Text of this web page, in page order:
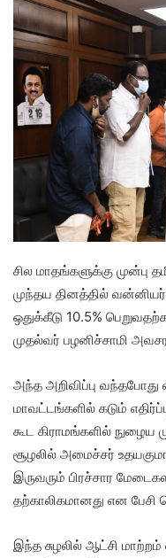
சில மாதங்களுக்கு முன்பு
முந்தய தினத்தில்
ஒதுக்கீடு 10.5%
முதல்வர் பழனிச்சாமி
அந்த அறிவிப்பு
மாவட்டங்களில் கடும்
கூட கிராமங்களில் நுழைய
சூழலில் அமைச்சர்
இருவரும் பிரச்சார
தற்காலிகமானது என பேசி
இந்த சுழலில் ஆட்சி